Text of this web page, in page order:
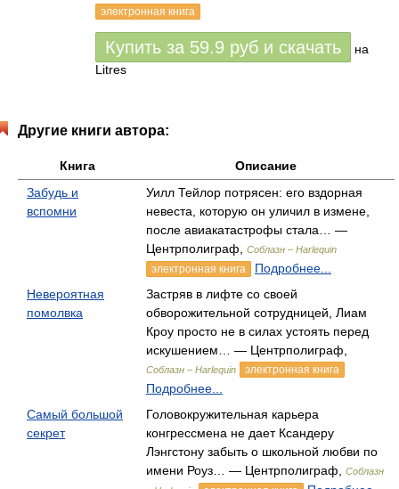
электронная книга
Купить за 59.9 руб и скачать
на
Litres
Другие книги автора:
Книга
Описание
Забудь и
вспомни
Уилл Тейлор потрясен: его вздорная
невеста, которую он уличил в измене,
после авиакатастрофы стала… —
Центрполиграф,
Соблазн – Harlequin
электронная книга
Подробнее...
Невероятная
помолвка
Застряв в лифте со своей
обворожительной сотрудницей, Лиам
Кроу просто не в силах устоять перед
искушением… — Центрполиграф,
Соблазн – Harlequin электронная книга
Подробнее...
Самый большой
секрет
Головокружительная карьера
конгрессмена не дает Ксандеру
Лэнгстону забыть о школьной любви по
имени Роуз… — Центрполиграф,
Соблазн